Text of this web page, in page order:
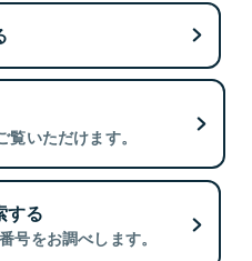
いただけます。
する
号をお調べします。